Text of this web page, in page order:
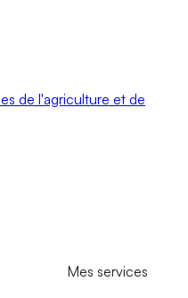
de l'agriculture et de
Mes services